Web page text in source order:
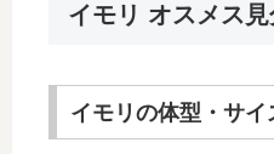
イモリ オスメス
イモリの体型・サイ